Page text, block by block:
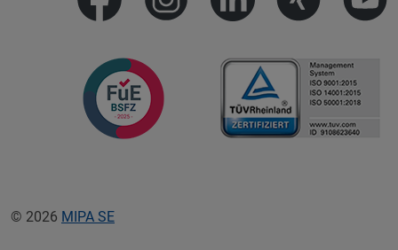
© 2026 MIPA SE